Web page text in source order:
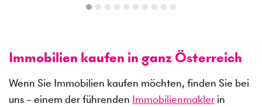
Immobilien kaufen in ganz Österreich
Wenn Sie Immobilien kaufen möchten, finden Sie bei
uns – einem der führenden Immobilienmakler in